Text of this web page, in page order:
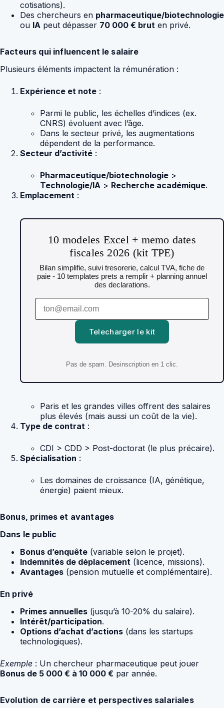
cotisations).
Des chercheurs en pharmaceutique/biotechnologie
ou IA peut dépasser 70 000 € brut en privé.
Facteurs qui influencent le salaire
Plusieurs éléments impactent la rémunération :
Expérience et note :
Parmi le public, les échelles d’indices (ex.
CNRS) évoluent avec l’âge.
Dans le secteur privé, les augmentations
dépendent de la performance.
Secteur d’activité :
Pharmaceutique/biotechnologie >
Technologie/IA > Recherche académique.
Emplacement :
10 modeles Excel + memo dates
fiscales 2026 (kit TPE)
Bilan simplifie, suivi tresorerie, calcul TVA, fiche de
paie - 10 templates prets a remplir + planning annuel
des declarations.
Telecharger le kit
Pas de spam. Desinscription en 1 clic.
Paris et les grandes villes offrent des salaires
plus élevés (mais aussi un coût de la vie).
Type de contrat :
CDI > CDD > Post-doctorat (le plus précaire).
Spécialisation :
Les domaines de croissance (IA, génétique,
énergie) paient mieux.
Bonus, primes et avantages
Dans le public
Bonus d’enquête (variable selon le projet).
Indemnités de déplacement (licence, missions).
Avantages (pension mutuelle et complémentaire).
En privé
Primes annuelles (jusqu’à 10-20% du salaire).
Intérêt/participation.
Options d’achat d’actions (dans les startups
technologiques).
Exemple : Un chercheur pharmaceutique peut jouer
Bonus de 5 000 € à 10 000 € par année.
Evolution de carrière et perspectives salariales